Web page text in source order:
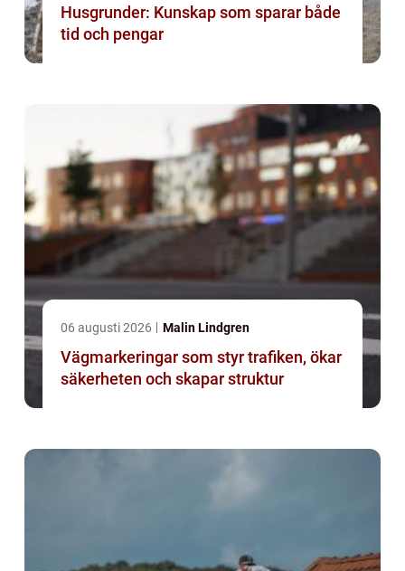
Husgrunder: Kunskap som sparar både
tid och pengar
06 augusti 2026 Malin Lindgren
Vägmarkeringar som styr trafiken, ökar
säkerheten och skapar struktur